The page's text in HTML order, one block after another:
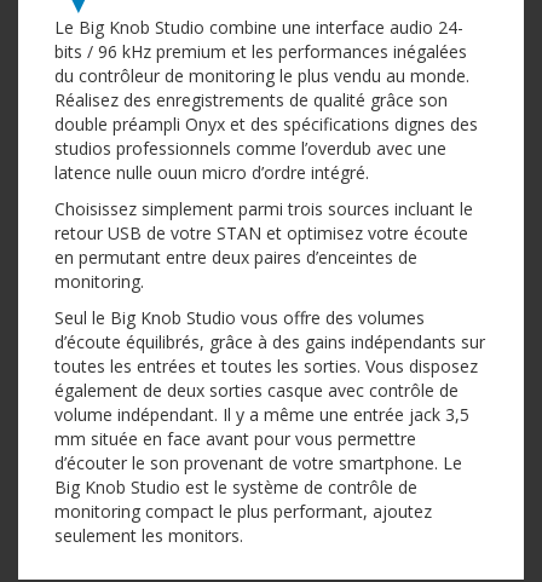
Le Big Knob Studio combine une interface audio 24-
bits / 96 kHz premium et les performances inégalées
du contrôleur de monitoring le plus vendu au monde.
Réalisez des enregistrements de qualité grâce son
double préampli Onyx et des spécifications dignes des
studios professionnels comme l’overdub avec une
latence nulle ouun micro d’ordre intégré.
Choisissez simplement parmi trois sources incluant le
retour USB de votre STAN et optimisez votre écoute
en permutant entre deux paires d’enceintes de
monitoring.
Seul le Big Knob Studio vous offre des volumes
d’écoute équilibrés, grâce à des gains indépendants sur
toutes les entrées et toutes les sorties. Vous disposez
également de deux sorties casque avec contrôle de
volume indépendant. Il y a même une entrée jack 3,5
mm située en face avant pour vous permettre
d’écouter le son provenant de votre smartphone. Le
Big Knob Studio est le système de contrôle de
monitoring compact le plus performant, ajoutez
seulement les monitors.